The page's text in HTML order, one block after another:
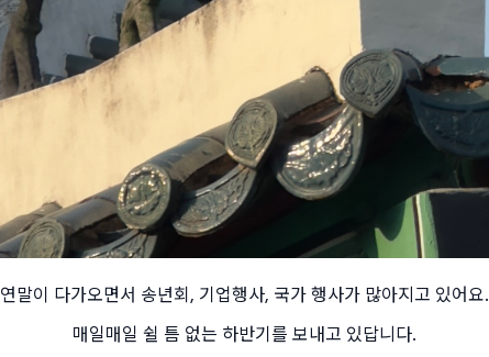
연말이 다가오면서 송년회, 기업행사, 국가 행사가 많아지고 있어요.
매일매일 쉴 틈 없는 하반기를 보내고 있답니다.